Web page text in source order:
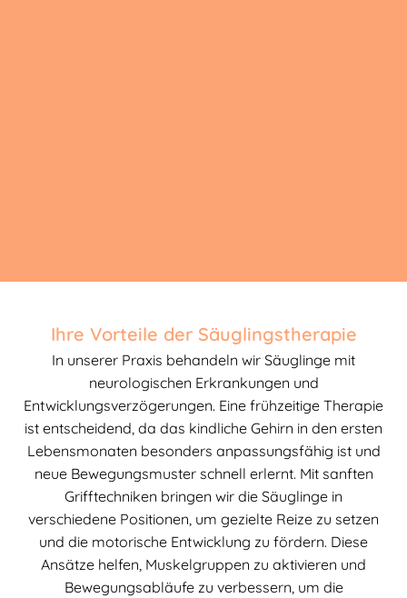
Ihre Vorteile der Säuglingstherapie
In unserer Praxis behandeln wir Säuglinge mit
neurologischen Erkrankungen und
Entwicklungsverzögerungen. Eine frühzeitige Therapie
ist entscheidend, da das kindliche Gehirn in den ersten
Lebensmonaten besonders anpassungsfähig ist und
neue Bewegungsmuster schnell erlernt. Mit sanften
Grifftechniken bringen wir die Säuglinge in
verschiedene Positionen, um gezielte Reize zu setzen
und die motorische Entwicklung zu fördern. Diese
Ansätze helfen, Muskelgruppen zu aktivieren und
Bewegungsabläufe zu verbessern, um die